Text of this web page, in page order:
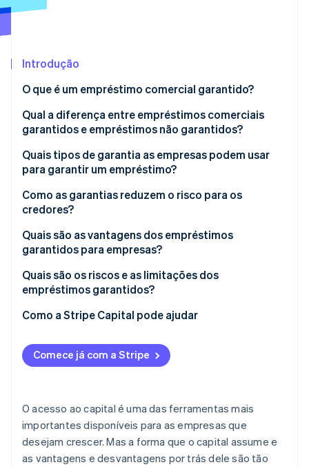
Stripe Sessions 2026
Assista agora
Introdução
O que é um empréstimo comercial garantido?
Qual a diferença entre empréstimos comerciais
garantidos e empréstimos não garantidos?
Risco e recuperação
Critérios de aprovação
Valores de empréstimo
Tarifas e termos
Velocidade e processo
Quais tipos de garantia as empresas podem usar
para garantir um empréstimo?
Imóveis
Inventário
Contas a receber
Caixa e investimentos
Veículos
Patrimônio pessoal
Como as garantias reduzem o risco para os
credores?
Quais são as vantagens dos empréstimos
garantidos para empresas?
Menor custo dos empréstimos
Acesso a mais capital
Aprovação mais fácil
Prazos de pagamento mais longos
Quais são os riscos e as limitações dos
empréstimos garantidos?
Como a Stripe Capital pode ajudar
Comece já com a Stripe
O acesso ao capital é uma das ferramentas mais
importantes disponíveis para as empresas que
desejam crescer. Mas a forma que o capital assume e
as vantagens e desvantagens por trás dele são tão